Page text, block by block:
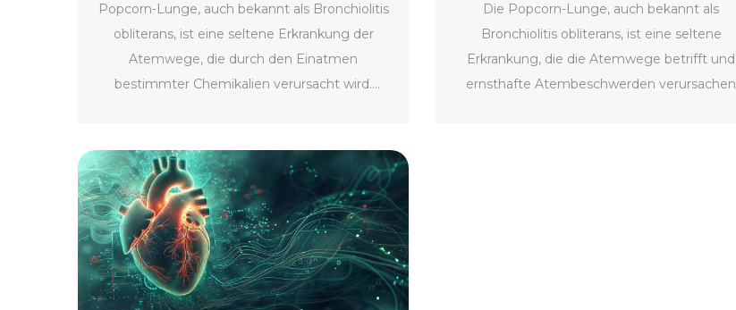
Popcorn-Lunge, auch bekannt als Bronchiolitis
obliterans, ist eine seltene Erkrankung der
Atemwege, die durch den Einatmen
bestimmter Chemikalien verursacht wird.
welche Behandlungsmöglichkeiten es gibt.
Wir werfen auch einen Blick auf interessante
Fakten und hilfreiche Tipps zur Prävention und
zum Leben mit der Krankheit.
Die Popcorn-Lunge, auch bekannt als
Bronchiolitis obliterans, ist eine seltene
Erkrankung, die die Atemwege betrifft und
ernsthafte Atembeschwerden verursachen